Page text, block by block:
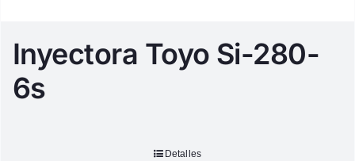
Inyectora Toyo Si-280-
6s
Detalles